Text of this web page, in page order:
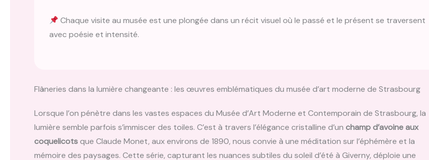
Chaque visite au musée est une plongée dans un récit visuel où le passé et le présent se traversent
avec poésie et intensité.
Flâneries dans la lumière changeante : les œuvres emblématiques du musée d’art moderne de Strasbourg
Lorsque l’on pénètre dans les vastes espaces du Musée d’Art Moderne et Contemporain de Strasbourg, la
lumière semble parfois s’immiscer des toiles. C’est à travers l’élégance cristalline d’un champ d’avoine aux
coquelicotsque Claude Monet, aux environs de 1890, nous convie à une méditation sur l’éphémère et la
mémoire des paysages. Cette série, capturant les nuances subtiles du soleil d’été à Giverny, déploie une